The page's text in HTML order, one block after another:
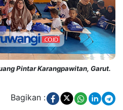
Pintar Karangpawitan, Garut.
Bagikan :